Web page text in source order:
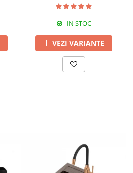
IN STOC
VEZI VARIANTE